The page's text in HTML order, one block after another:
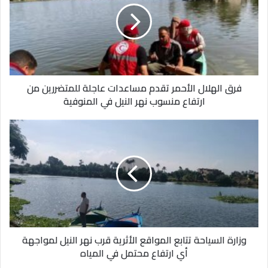
جديدة بمهاجمته قصة سيدنا إبراهيم وسيدنا إسماعيل واعتبارها غير
منطقية.
تقدم
مساعدات
ارتفاع
منسوبفرق الهلال الأحمر تقدم مساعدات عاجلة للمتضررين من
ارتفاع منسوب نهر النيل في المنوفية
الأثرية
قرب
نهر
لمواجهة
وزارة السياحة تتابع المواقع الأثرية قرب نهر النيل لمواجهة
أي ارتفاع محتمل في المياه